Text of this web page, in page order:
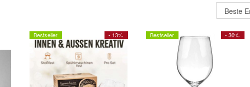
- 13%
Bestseller - 30%
Bestseller